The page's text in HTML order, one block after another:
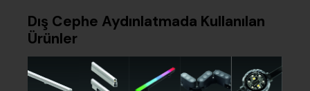
Dış Cephe Aydınlatmada Kullanılan
Ürünler